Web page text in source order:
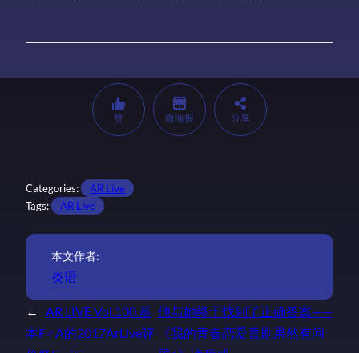
赞 微海报 分享
Categories:
AR Live
Tags:
AR Live
本文作者:
炎语
←
AR LIVE Vol.100.基
本F♂A的2017ArLive评
他与她终于找到了正确答案——
《我的青春恋爱喜剧果然有问